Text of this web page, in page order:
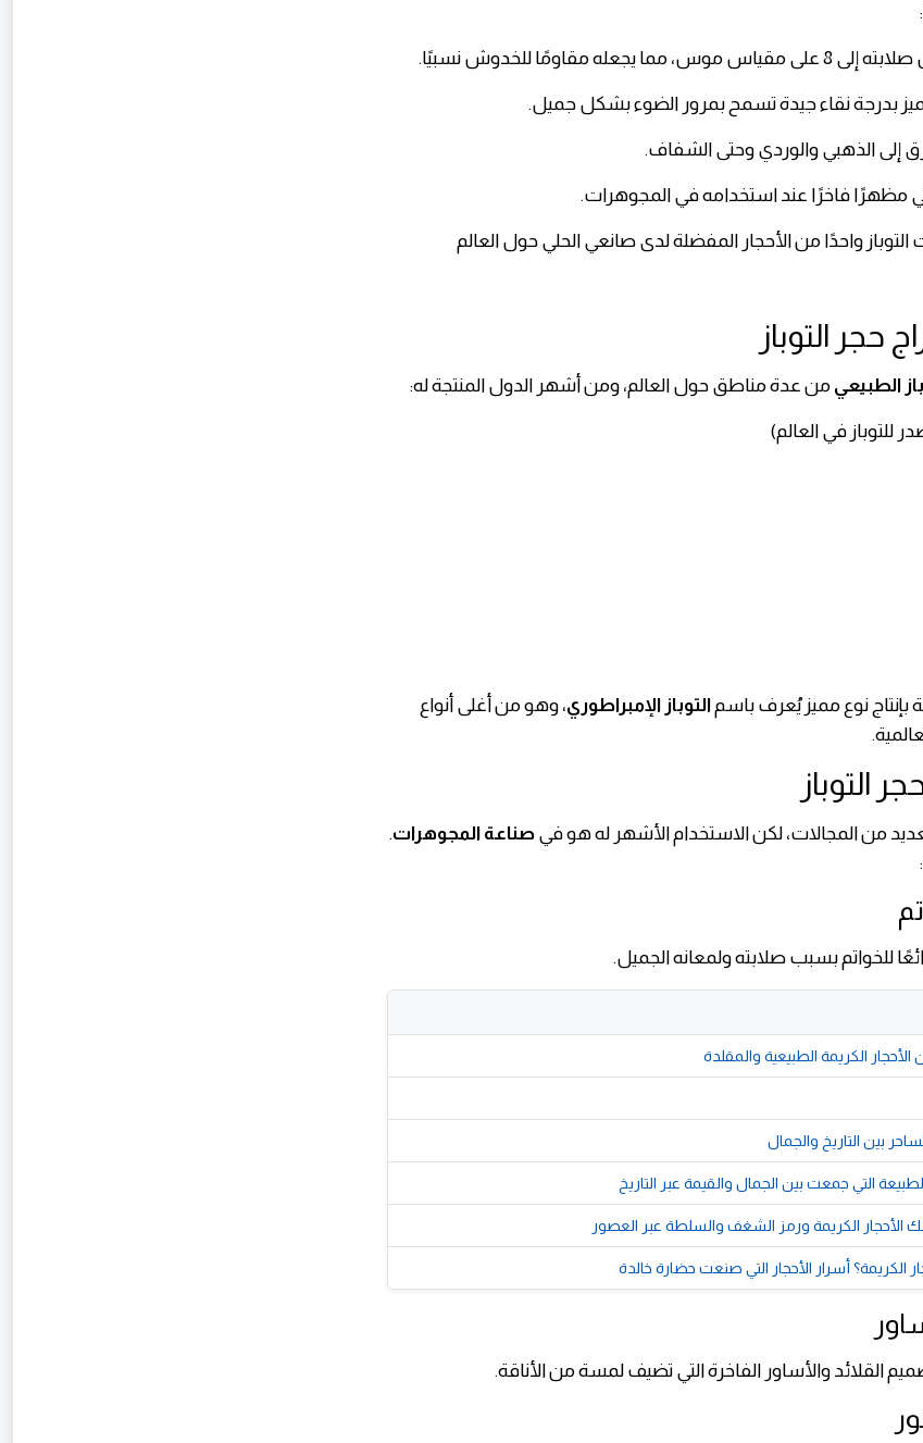
مقياس موس، مما يجعله مقاومًا للخدوش نسبيًا.
بدرجة نقاء جيدة تسمح بمرور الضوء بشكل جميل.
إلى الذهبي والوردي وحتى الشفاف.
مظهرًا فاخرًا عند استخدامه في المجوهرات.
واحدًا من الأحجار المفضلة لدى صانعي الحلي حول العالم
حجر التوباز
الطبيعي من عدة مناطق حول العالم، ومن أشهر الدول المنتجة له:
للتوباز في العالم)
بإنتاج نوع مميز يُعرف باسمالتوباز الإمبراطوري، وهو من أغلى أنواع
التوباز
من المجالات، لكن الاستخدام الأشهر له هو فيصناعة المجوهرات.
رائعًا للخواتم بسبب صلابته ولمعانه الجميل.
الكريمة الطبيعية والمقلدة
بين التاريخ والجمال
التي جمعت بين الجمال والقيمة عبر التاريخ
الأحجار الكريمة ورمز الشغف والسلطة عبر العصور
الكريمة؟ أسرار الأحجار التي صنعت حضارة خالدة
القلائد والأساور الفاخرة التي تضيف لمسة من الأناقة.